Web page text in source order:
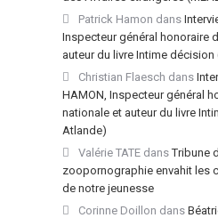
Patrick Hamon dans
Inspecteur général honoraire
auteur du livre Intime décision
Christian Flaesch dans
HAMON, Inspecteur général
nationale et auteur du livre
Atlande)
Valérie TATE dansTribune
zoopornographie envahit les
de notre jeunesse
Corinne Doillon dans